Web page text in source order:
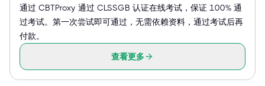
通过 CBTProxy 通过 CLSSGB 认证在线考试，保证 100% 通
过考试。第一次尝试即可通过，无需依赖资料，通过考试后再
付款。
查看更多